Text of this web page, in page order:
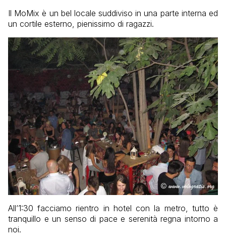
Il MoMix è un bel locale suddiviso in una parte interna ed
un cortile esterno, pienissimo di ragazzi.
All’1:30 facciamo rientro in hotel con la metro, tutto è
tranquillo e un senso di pace e serenità regna intorno a
noi.